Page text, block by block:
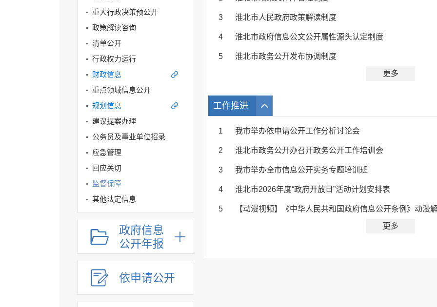
重大行政决策预公开
政策解读咨询
清单公开
行政权力运行
财政信息
重点领域信息公开
规划信息
建议提案办理
公务员及事业单位招录
应急管理
回应关切
监督保障
其他法定信息
政府信息
公开年报
依申请公开
3 淮北市人民政府政策解读制度
4 淮北市政府信息公文公开属性源头认定制度
5 淮北市政务公开发布协调制度
更多
工作推进
1 我市举办依申请公开工作分析讨论会
2 淮北市政务公开办召开政务公开工作培训会
3 我市举办全市信息公开实务专题培训班
4 淮北市2026年度“政府开放日”活动计划安排表
5 【动漫视频】《中华人民共和国政府信息公开条例》动漫
更多